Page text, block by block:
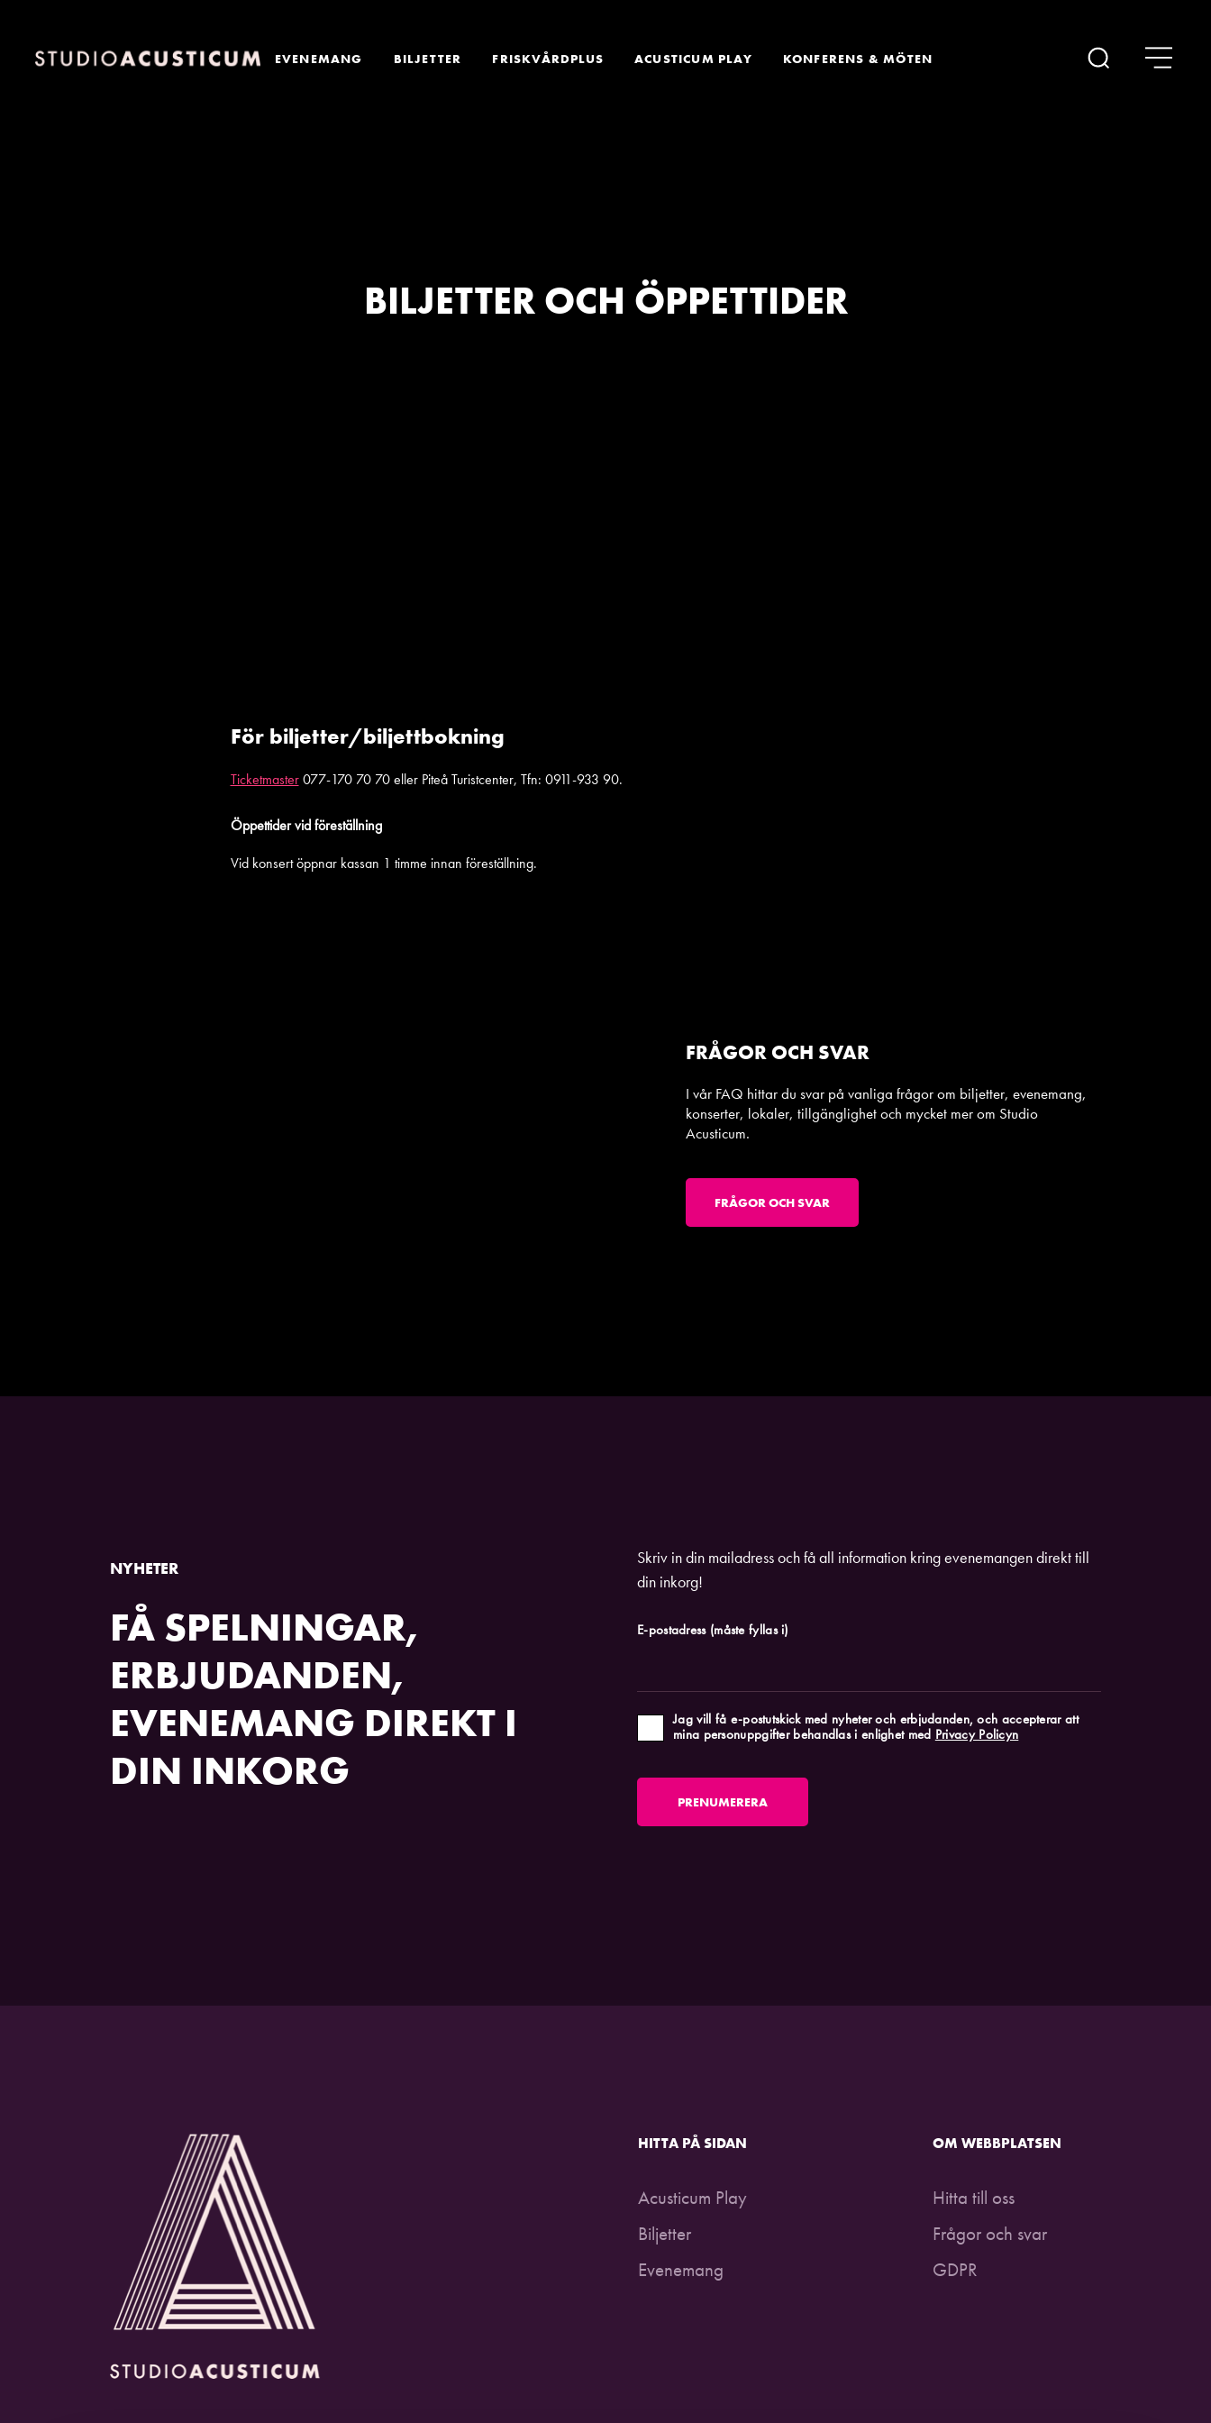
EVENEMANG BILJETTER FRISKVÅRDPLUS ACUSTICUM PLAY KONFERENS & MÖTEN
BILJETTER OCH ÖPPETTIDER
För biljetter/biljettbokning
Ticketmaster077-170 70 70 eller Piteå Turistcenter, Tfn: 0911-933 90.
Öppettider vid föreställning
Vid konsert öppnar kassan 1 timme innan föreställning.
FRÅGOR OCH SVAR
I vår FAQ hittar du svar på vanliga frågor om biljetter, evenemang,
konserter, lokaler, tillgänglighet och mycket mer om Studio
Acusticum.
FRÅGOR OCH SVAR
NYHETER
FÅ SPELNINGAR,
ERBJUDANDEN,
EVENEMANG DIREKT I
DIN INKORG
Skriv in din mailadress och få all information kring evenemangen direkt till
din inkorg!
E-postadress (måste fyllas i)
Jag vill få e-postutskick med nyheter och erbjudanden, och accepterar att
mina personuppgifter behandlas i enlighet med Privacy Policyn
PRENUMERERA
HITTA PÅ SIDAN
Acusticum Play
Biljetter
Evenemang
OM WEBBPLATSEN
Hitta till oss
Frågor och svar
GDPR